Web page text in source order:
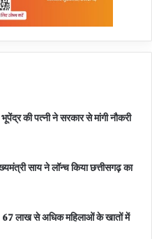
की पत्नी ने सरकार से मांगी नौकरी
साय ने लॉन्च किया छत्तीसगढ़ का
67 लाख से अधिक महिलाओं के खातों में